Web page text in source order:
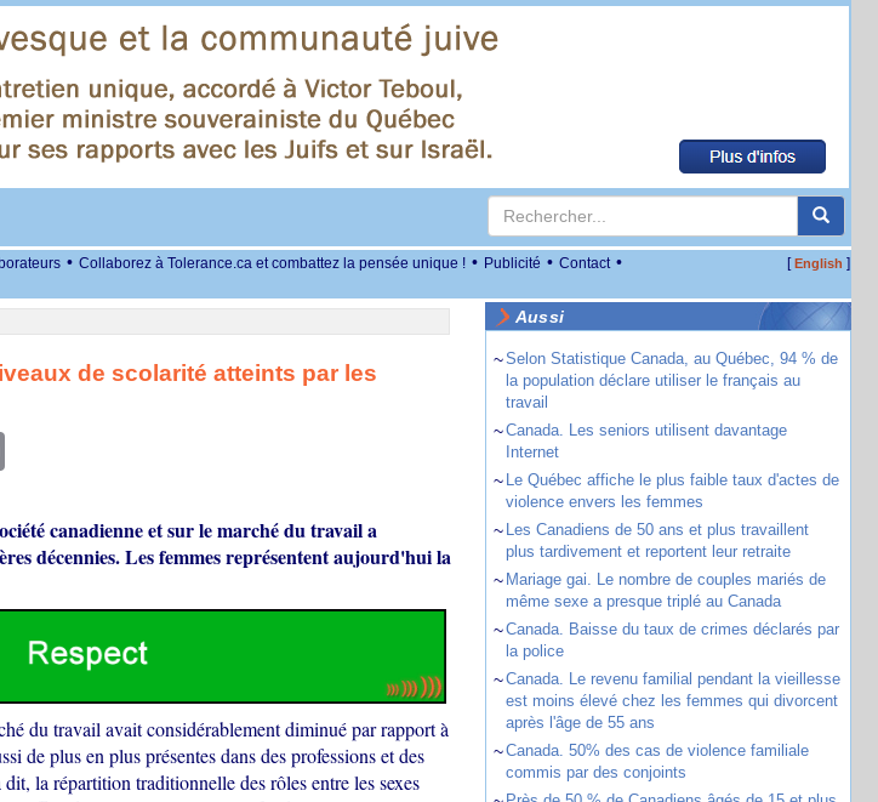
• Collaborez à Tolerance.ca et combattez la pensée unique ! • Publicité • Contact • [English ]
de scolarité atteints par les
Print
canadienne et sur le marché du travail a
décennies. Les femmes représentent aujourd'hui la
du travail avait considérablement diminué par rapport à
de plus en plus présentes dans des professions et des
la répartition traditionnelle des rôles entre les sexes
Aussi
~Selon Statistique Canada, au Québec, 94 % de
la population déclare utiliser le français au
travail
~Canada. Les seniors utilisent davantage
Internet
~ Le Québec affiche le plus faible taux d'actes de
violence envers les femmes
~ Les Canadiens de 50 ans et plus travaillent
plus tardivement et reportent leur retraite
~ Mariage gai. Le nombre de couples mariés de
même sexe a presque triplé au Canada
~Canada. Baisse du taux de crimes déclarés par
la police
~Canada. Le revenu familial pendant la vieillesse
est moins élevé chez les femmes qui divorcent
après l'âge de 55 ans
~Canada. 50% des cas de violence familiale
commis par des conjoints